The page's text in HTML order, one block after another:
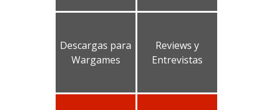
Descargas para
Wargames
Reviews y
Entrevistas